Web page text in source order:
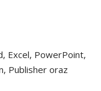
Excel, PowerPoint,
Publisher oraz